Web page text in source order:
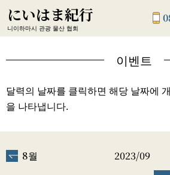
にいはま紀行
니이하마시 관광 물산 협회
이벤트
달력의 날짜를 클릭하면 해당 날짜에
을 나타냅니다.
8월 2023/09